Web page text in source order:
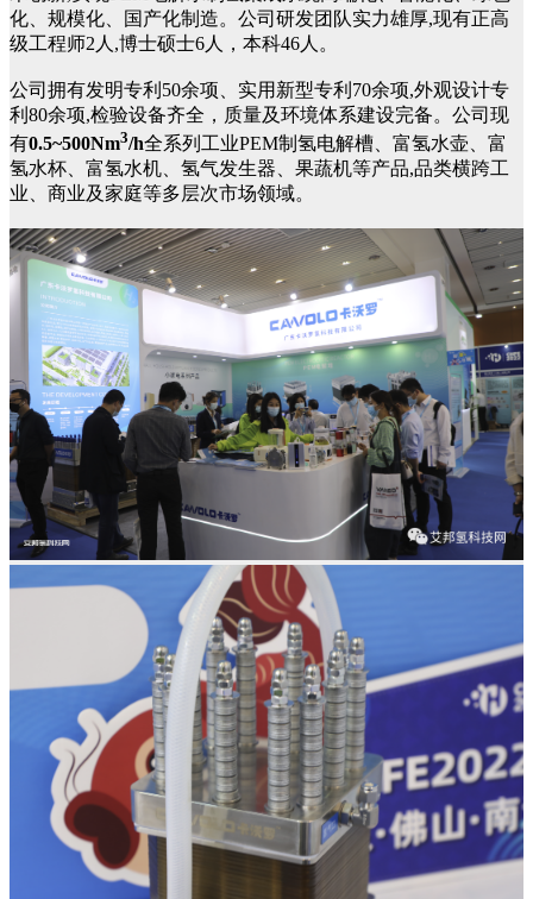
化、规模化、国产化制造。公司研发团队实力雄厚,现有正高
级工程师2人,博士硕士6人，本科46人。
公司拥有发明专利50余项、实用新型专利70余项,外观设计专
利80余项,检验设备齐全，质量及环境体系建设完备。公司现
有0.5~500Nm3/h全系列工业PEM制氢电解槽、富氢水壶、富
氢水杯、富氢水机、氢气发生器、果蔬机等产品,品类横跨工
业、商业及家庭等多层次市场领域。